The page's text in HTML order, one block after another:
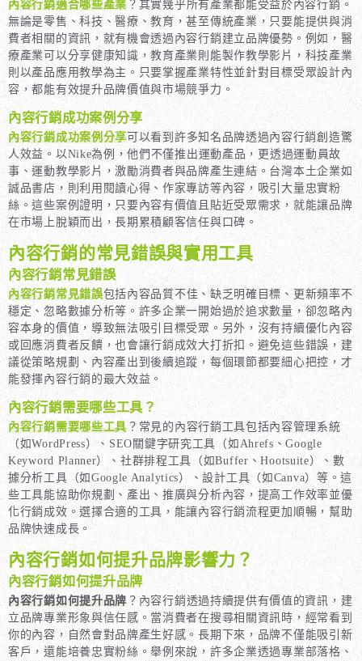
內容行銷適合哪些產業 ？其實幾乎所有產業都能受益於內容行銷。
無論是零售、科技、醫療、教育，甚至傳統產業，只要能提供與消
費者相關的資訊，就有機會透過內容行銷建立品牌優勢。例如，醫
療產業可以分享健康知識，教育產業則能製作教學影片，科技產業
則以產品應用教學為主。只要掌握產業特性並針對目標受眾設計內
容，都能有效提升品牌價值與市場競爭力。
內容行銷成功案例分享
內容行銷成功案例分享可以看到許多知名品牌透過內容行銷創造驚
人效益。以Nike為例，他們不僅推出運動產品，更透過運動員故
事、運動教學影片，激勵消費者與品牌產生連結。台灣本土企業如
誠品書店，則利用閱讀心得、作家專訪等內容，吸引大量忠實粉
絲。這些案例證明，只要內容有價值且貼近受眾需求，就能讓品牌
在市場上脫穎而出，長期累積顧客信任與口碑。
內容行銷的常見錯誤與實用工具
內容行銷常見錯誤
內容行銷常見錯誤包括內容品質不佳、缺乏明確目標、更新頻率不
穩定、忽略數據分析等。許多企業一開始過於追求數量，卻忽略內
容本身的價值，導致無法吸引目標受眾。另外，沒有持續優化內容
或回應消費者反饋，也會讓行銷成效大打折扣。避免這些錯誤，建
議從策略規劃、內容產出到後續追蹤，每個環節都要細心把控，才
能發揮內容行銷的最大效益。
內容行銷需要哪些工具？
內容行銷需要哪些工具 ？常見的內容行銷工具包括內容管理系統
（如WordPress）、SEO關鍵字研究工具（如Ahrefs、Google
Keyword Planner）、社群排程工具（如Buffer、Hootsuite）、數
據分析工具（如Google Analytics）、設計工具（如Canva）等。這
些工具能協助你規劃、產出、推廣與分析內容，提高工作效率並優
化行銷成效。選擇合適的工具，能讓內容行銷流程更加順暢，幫助
品牌快速成長。
內容行銷如何提升品牌影響力？
內容行銷如何提升品牌
內容行銷如何提升品牌 ？內容行銷透過持續提供有價值的資訊，建
立品牌專業形象與信任感。當消費者在搜尋相關資訊時，經常看到
你的內容，自然會對品牌產生好感。長期下來，品牌不僅能吸引新
客戶，還能培養忠實粉絲。舉例來說，許多企業透過專業部落格、